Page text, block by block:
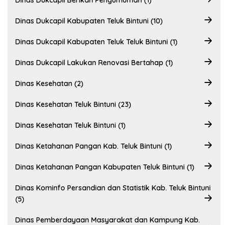
Dinas Dukcapil Kabupaten Teluk Bintuni (10)
Dinas Dukcapil Kabupaten Teluk Teluk Bintuni (1)
Dinas Dukcapil Lakukan Renovasi Bertahap (1)
Dinas Kesehatan (2)
Dinas Kesehatan Teluk Bintuni (23)
Dinas Kesehatan Teluk Bintuni (1)
Dinas Ketahanan Pangan Kab. Teluk Bintuni (1)
Dinas Ketahanan Pangan Kabupaten Teluk Bintuni (1)
Dinas Kominfo Persandian dan Statistik Kab. Teluk Bintuni
(5)
Dinas Pemberdayaan Masyarakat dan Kampung Kab.